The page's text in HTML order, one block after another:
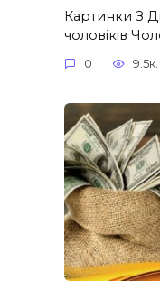
Картинки З
чоловіків​
0 9.5к.